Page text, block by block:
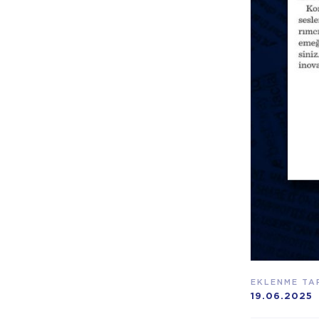
EKLENME
19.06.2025